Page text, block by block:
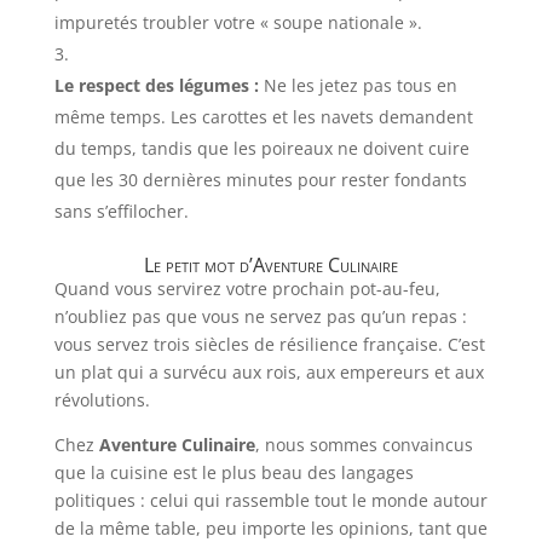
impuretés troubler votre « soupe nationale ».
Le respect des légumes : Ne les jetez pas tous en
même temps. Les carottes et les navets demandent
du temps, tandis que les poireaux ne doivent cuire
que les 30 dernières minutes pour rester fondants
sans s’effilocher.
Le petit mot d’Aventure Culinaire
Quand vous servirez votre prochain pot-au-feu,
n’oubliez pas que vous ne servez pas qu’un repas :
vous servez trois siècles de résilience française. C’est
un plat qui a survécu aux rois, aux empereurs et aux
révolutions.
Chez Aventure Culinaire, nous sommes convaincus
que la cuisine est le plus beau des langages
politiques : celui qui rassemble tout le monde autour
de la même table, peu importe les opinions, tant que